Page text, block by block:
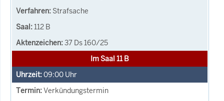
Strafsache
112 B
37 Ds 160/25
Im Saal 11 B
09:00 Uhr
Verkündungstermin